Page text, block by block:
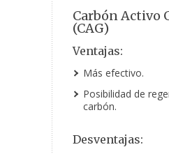
Carbón Activo
(CAG)
Ventajas:
Más efectivo.
Posibilidad de
carbón.
Desventajas: